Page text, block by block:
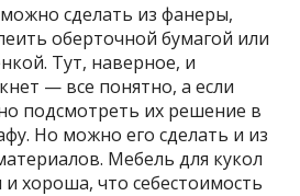
сделать из фанеры,
оберточной бумагой или
Тут, наверное, и
— все понятно, а если
подсмотреть их решение в
Но можно его сделать и из
Мебель для кукол
хороша, что себестоимость